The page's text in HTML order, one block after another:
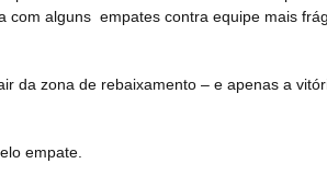
com alguns empates contra equipe mais
da zona de rebaixamento – e apenas a
empate.